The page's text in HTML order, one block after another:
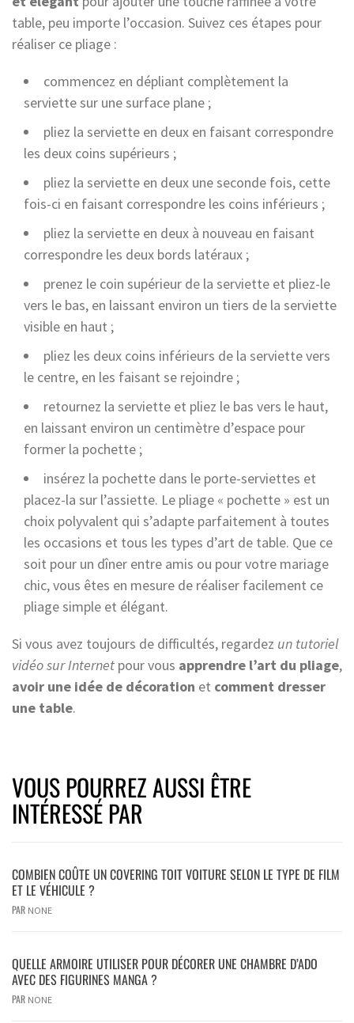
table, peu importe l’occasion. Suivez ces étapes pour
réaliser ce pliage :
commencez en dépliant complètement la
serviette sur une surface plane ;
pliez la serviette en deux en faisant correspondre
les deux coins supérieurs ;
pliez la serviette en deux une seconde fois, cette
fois-ci en faisant correspondre les coins inférieurs ;
pliez la serviette en deux à nouveau en faisant
correspondre les deux bords latéraux ;
prenez le coin supérieur de la serviette et pliez-le
vers le bas, en laissant environ un tiers de la serviette
visible en haut ;
pliez les deux coins inférieurs de la serviette vers
le centre, en les faisant se rejoindre ;
retournez la serviette et pliez le bas vers le haut,
en laissant environ un centimètre d’espace pour
former la pochette ;
insérez la pochette dans le porte-serviettes et
placez-la sur l’assiette. Le pliage « pochette » est un
choix polyvalent qui s’adapte parfaitement à toutes
les occasions et tous les types d’art de table. Que ce
soit pour un dîner entre amis ou pour votre mariage
chic, vous êtes en mesure de réaliser facilement ce
pliage simple et élégant.
Si vous avez toujours de difficultés, regardez un tutoriel
vidéo sur Internet pour vous apprendre l’art du pliage,
avoir une idée de décoration et comment dresser
une table.
VOUS POURREZ AUSSI ÊTRE
INTÉRESSÉ PAR
COMBIEN COÛTE UN COVERING TOIT VOITURE SELON LE TYPE DE FILM
ET LE VÉHICULE ?
PAR NONE
QUELLE ARMOIRE UTILISER POUR DÉCORER UNE CHAMBRE D’ADO
AVEC DES FIGURINES MANGA ?
PAR NONE